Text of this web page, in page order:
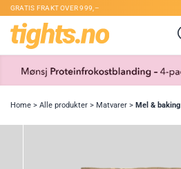
GRATIS FRAKT OVER 999,–
Home > Alle produkter > Matvarer > Mel & baking